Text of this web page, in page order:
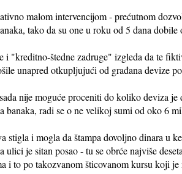
malom intervencijom - prećutnom
tako da su one u roku od 5 dana
i "kreditno-štedne zadruge" izgleda da te
unapred otkupljujući od građana devize
nije moguće proceniti do koliko deviza
banaka, radi se o ne velikoj sumi od oko 6
stigla i mogla da štampa dovoljno dinara u
ulici je sitan posao - tu se obrće najviše
i to po takozvanom šticovanom kursu koji